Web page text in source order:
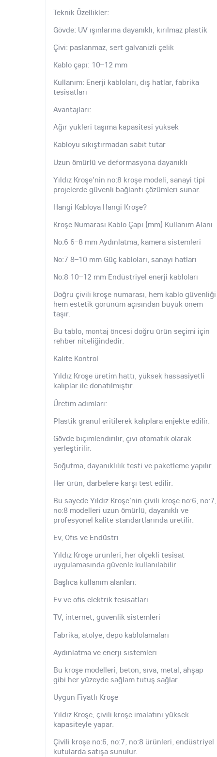
Teknik Özellikler:
Gövde: UV ışınlarına dayanıklı, kırılmaz plastik
Çivi: paslanmaz, sert galvanizli çelik
Kablo çapı: 10–12 mm
Kullanım: Enerji kabloları, dış hatlar, fabrika
tesisatları
Avantajları:
Ağır yükleri taşıma kapasitesi yüksek
Kabloyu sıkıştırmadan sabit tutar
Uzun ömürlü ve deformasyona dayanıklı
Yıldız Kroşe'nin no:8 kroşe modeli, sanayi tipi
projelerde güvenli bağlantı çözümleri sunar.
Hangi Kabloya Hangi Kroşe?
Kroşe Numarası Kablo Çapı (mm) Kullanım Alanı
No:6 6–8 mm Aydınlatma, kamera sistemleri
No:7 8–10 mm Güç kabloları, sanayi hatları
No:8 10–12 mm Endüstriyel enerji kabloları
Doğru çivili kroşe numarası, hem kablo güvenliği
hem estetik görünüm açısından büyük önem
taşır.
Bu tablo, montaj öncesi doğru ürün seçimi için
rehber niteliğindedir.
Kalite Kontrol
Yıldız Kroşe üretim hattı, yüksek hassasiyetli
kalıplar ile donatılmıştır.
Üretim adımları:
Plastik granül eritilerek kalıplara enjekte edilir.
Gövde biçimlendirilir, çivi otomatik olarak
yerleştirilir.
Soğutma, dayanıklılık testi ve paketleme yapılır.
Her ürün, darbelere karşı test edilir.
Bu sayede Yıldız Kroşe'nin çivili kroşe no:6, no:7,
no:8 modelleri uzun ömürlü, dayanıklı ve
profesyonel kalite standartlarında üretilir.
Ev, Ofis ve Endüstri
Yıldız Kroşe ürünleri, her ölçekli tesisat
uygulamasında güvenle kullanılabilir.
Başlıca kullanım alanları:
Ev ve ofis elektrik tesisatları
TV, internet, güvenlik sistemleri
Fabrika, atölye, depo kablolamaları
Aydınlatma ve enerji sistemleri
Bu kroşe modelleri, beton, sıva, metal, ahşap
gibi her yüzeyde sağlam tutuş sağlar.
Uygun Fiyatlı Kroşe
Yıldız Kroşe, çivili kroşe imalatını yüksek
kapasiteyle yapar.
Çivili kroşe no:6, no:7, no:8 ürünleri, endüstriyel
kutularda satışa sunulur.